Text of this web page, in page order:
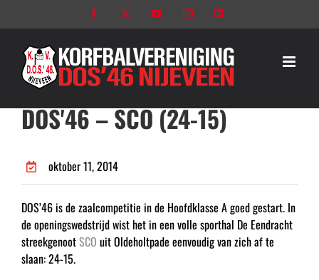
naar
Facebook YouTubeInstagram
DOS'46 – SCO (24-15)
oktober 11, 2014
DOS’46 is de zaalcompetitie in de Hoofdklasse A goed gestart. In
de openingswedstrijd wist het in een volle sporthal De Eendracht
streekgenootSCO uit Oldeholtpade eenvoudig van zich af te
slaan: 24-15.